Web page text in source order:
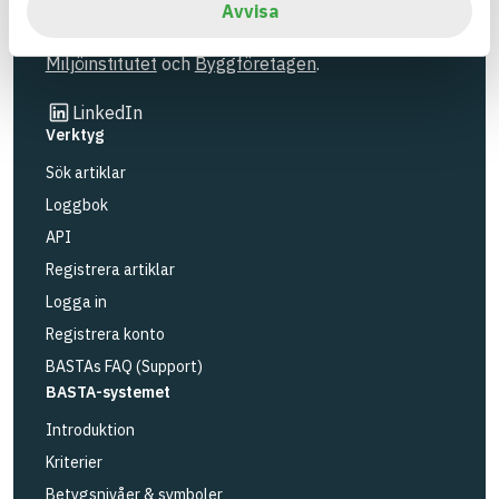
Avvisa
MiljöinstitutetochByggföretagen.
LinkedIn
Länk till annan webbplats
Verktyg
Sök artiklar
Loggbok
API
Registrera artiklar
Logga in
Registrera konto
BASTAs FAQ (Support)
BASTA-systemet
Introduktion
Kriterier
Betygsnivåer & symboler